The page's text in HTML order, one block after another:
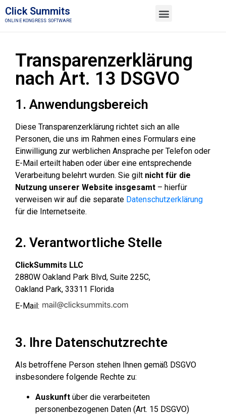
Click Summits
ONLINE KONGRESS SOFTWARE
Transparenzerklärung
nach Art. 13 DSGVO
1. Anwendungsbereich
Diese Transparenzerklärung richtet sich an alle
Personen, die uns im Rahmen eines Formulars eine
Einwilligung zur werblichen Ansprache per Telefon oder
E-Mail erteilt haben oder über eine entsprechende
Verarbeitung belehrt wurden. Sie gilt nicht für die
Nutzung unserer Website insgesamt – hierfür
verweisen wir auf die separate Datenschutzerklärung
für die Internetseite.
2. Verantwortliche Stelle
ClickSummits LLC
2880W Oakland Park Blvd, Suite 225C,
Oakland Park, 33311 Florida
E-Mail:
3. Ihre Datenschutzrechte
Als betroffene Person stehen Ihnen gemäß DSGVO
insbesondere folgende Rechte zu:
Auskunft über die verarbeiteten
personenbezogenen Daten (Art. 15 DSGVO)